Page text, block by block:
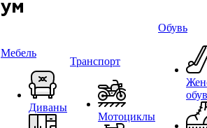
Мебель
Диваны
Транспорт
Мотоциклы
Обувь